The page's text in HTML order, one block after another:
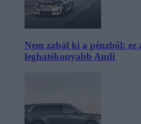
Nem zabál ki a pénzből: ez
leghatékonyabb Audi